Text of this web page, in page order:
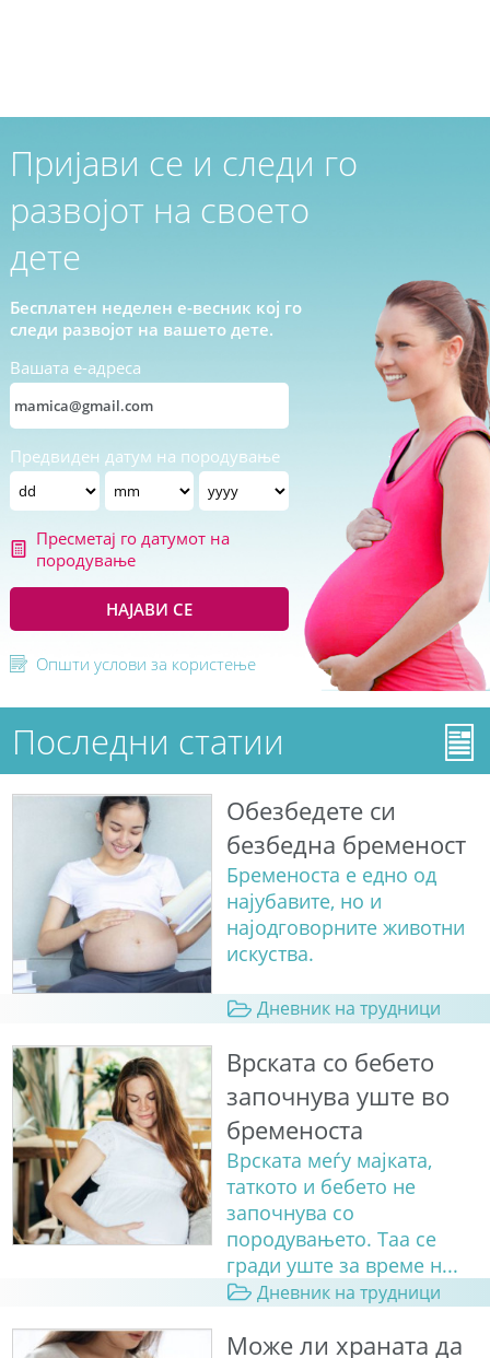
Пријави се и следи го
развојот на своето
дете
Бесплатен неделен е-весник кој го
следи развојот на вашето дете.
Вашата е-адреса
Предвиден датум на породување
Пресметај го датумот на
породување
НАЈАВИ СЕ
Општи услови за користење
Последни статии
Обезбедете си
безбедна бременост
Бременоста е едно од
најубавите, но и
најодговорните животни
искуства.
Дневник на трудници
Врската со бебето
започнува уште во
бременоста
Врската меѓу мајката,
таткото и бебето не
започнува со
породувањето. Таа се
гради уште за време н...
Дневник на трудници
Може ли храната да